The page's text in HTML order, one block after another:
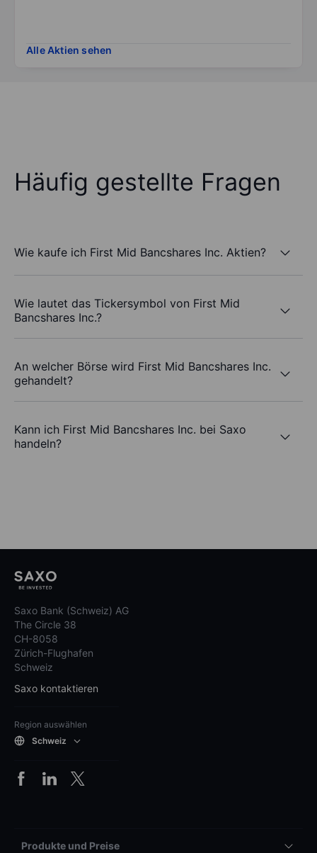
Alle Aktien sehen
Häufig gestellte Fragen
Wie kaufe ich First Mid Bancshares Inc. Aktien?
Wie lautet das Tickersymbol von First Mid
Bancshares Inc.?
An welcher Börse wird First Mid Bancshares Inc.
gehandelt?
Kann ich First Mid Bancshares Inc. bei Saxo
handeln?
Saxo Bank (Schweiz) AG
The Circle 38
CH-8058
Zürich-Flughafen
Schweiz
Saxo kontaktieren
Region auswählen
Schweiz
Produkte und Preise